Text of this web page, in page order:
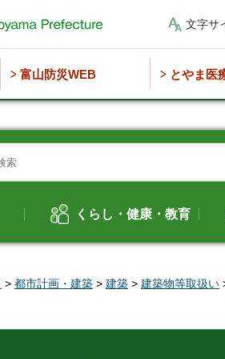
文字サ
富山防災WEB とやま医
くらし・健康・教育
> 都市計画・建築 > 建築 > 建築物等取扱い